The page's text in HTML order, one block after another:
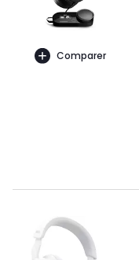
Comparer